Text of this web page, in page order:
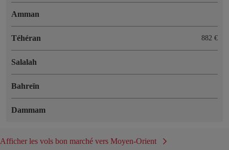
Amman
Téhéran 882 €
Salalah
Bahreïn
Dammam
Afficher les vols bon marché vers Moyen-Orient